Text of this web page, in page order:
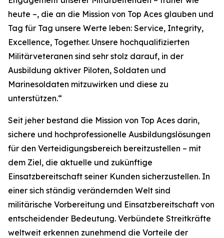
heute –, die an die Mission von Top Aces glauben und
Tag für Tag unsere Werte leben: Service, Integrity,
Excellence, Together. Unsere hochqualifizierten
Militärveteranen sind sehr stolz darauf, in der
Ausbildung aktiver Piloten, Soldaten und
Marinesoldaten mitzuwirken und diese zu
unterstützen.“
Seit jeher bestand die Mission von Top Aces darin,
sichere und hochprofessionelle Ausbildungslösungen
für den Verteidigungsbereich bereitzustellen – mit
dem Ziel, die aktuelle und zukünftige
Einsatzbereitschaft seiner Kunden sicherzustellen. In
einer sich ständig verändernden Welt sind
militärische Vorbereitung und Einsatzbereitschaft von
entscheidender Bedeutung. Verbündete Streitkräfte
weltweit erkennen zunehmend die Vorteile der